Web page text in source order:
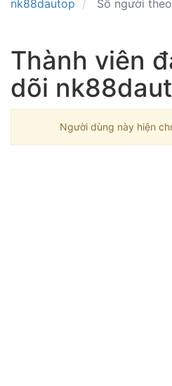
nk88dautop Số người
Thành viên
dõi
Người dùng này hiện